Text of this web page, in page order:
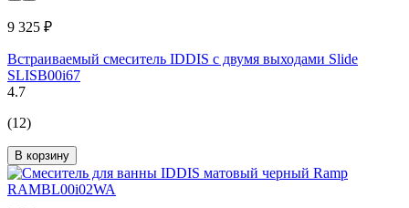
9 325 ₽
Встраиваемый смеситель IDDIS с двумя выходами Slide
SLISB00i67
4.7
(12)
В корзину